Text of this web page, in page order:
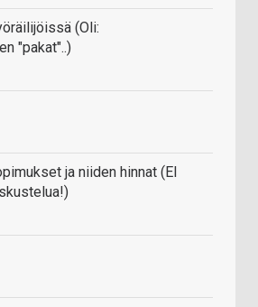
(Oli:
"pakat"..)
ja niiden hinnat (EI